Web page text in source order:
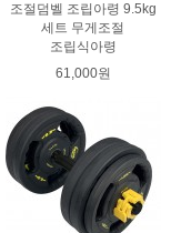
조절덤벨 조립아령 9.5kg
세트 무게조절
조립식아령
61,000원